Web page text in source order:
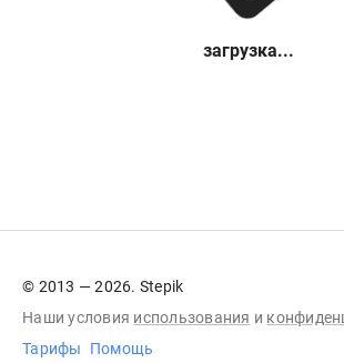
загрузка...
© 2013 — 2026. Stepik
Наши условия использования и
Тарифы
Помощь